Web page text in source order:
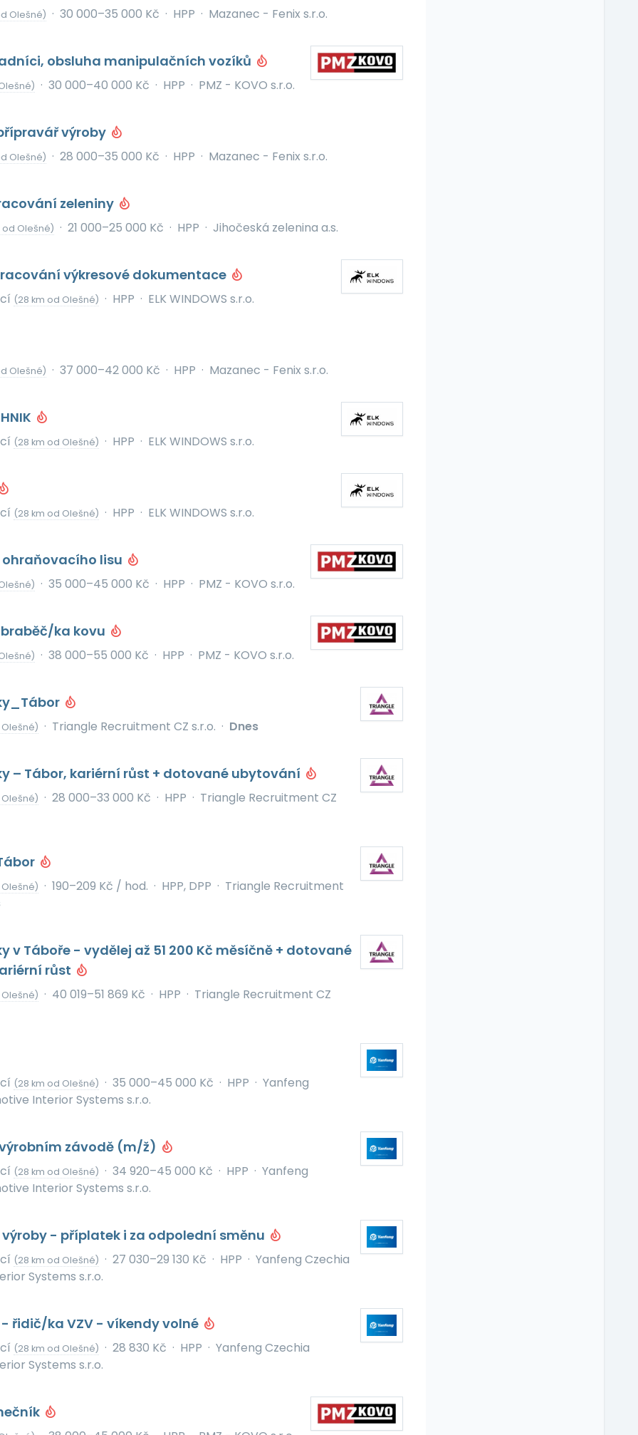
Olešné) · 30 000–35 000 Kč · HPP · Mazanec - Fenix s.r.o.
obsluha manipulačních vozíků
· 30 000–40 000 Kč · HPP · PMZ - KOVO s.r.o.
výroby
Olešné) · 28 000–35 000 Kč · HPP · Mazanec - Fenix s.r.o.
zeleniny
od Olešné) · 21 000–25 000 Kč · HPP · Jihočeská zelenina a.s.
výkresové dokumentace
(28 km od Olešné) · HPP · ELK WINDOWS s.r.o.
Olešné) · 37 000–42 000 Kč · HPP · Mazanec - Fenix s.r.o.
(28 km od Olešné) · HPP · ELK WINDOWS s.r.o.
(28 km od Olešné) · HPP · ELK WINDOWS s.r.o.
lisu
· 35 000–45 000 Kč · HPP · PMZ - KOVO s.r.o.
ka kovu
· 38 000–55 000 Kč · HPP · PMZ - KOVO s.r.o.
· Triangle Recruitment CZ s.r.o. · Dnes
– Tábor, kariérní růst + dotované ubytování
· 28 000–33 000 Kč · HPP · Triangle Recruitment CZ
· 190–209 Kč / hod. · HPP, DPP · Triangle Recruitment
v Táboře - vydělej až 51 200 Kč měsíčně + dotované
růst
· 40 019–51 869 Kč · HPP · Triangle Recruitment CZ
(28 km od Olešné) · 35 000–45 000 Kč · HPP · Yanfeng
Interior Systems s.r.o.
závodě (m/ž)
(28 km od Olešné) · 34 920–45 000 Kč · HPP · Yanfeng
Interior Systems s.r.o.
- příplatek i za odpolední směnu
(28 km od Olešné) · 27 030–29 130 Kč · HPP · Yanfeng Czechia
Systems s.r.o.
řidič/ka VZV - víkendy volné
(28 km od Olešné) · 28 830 Kč · HPP · Yanfeng Czechia
Systems s.r.o.